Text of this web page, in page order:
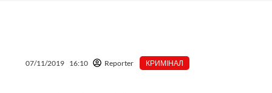
07/11/2019 16:10 Reporter КРИМІНАЛ